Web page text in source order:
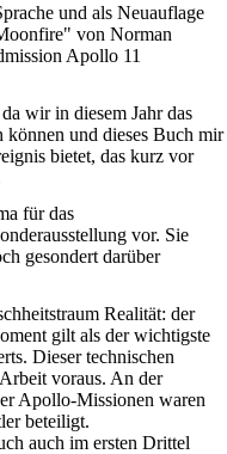
und als Neuauflage
von Norman
Apollo 11
wir in diesem Jahr das
und dieses Buch mir
bietet, das kurz vor
für das
vor. Sie
gesondert darüber
Realität: der
gilt als der wichtigste
Dieser technischen
voraus. An der
Apollo-Missionen waren
beteiligt.
auch im ersten Drittel